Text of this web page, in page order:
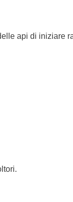
api di iniziare